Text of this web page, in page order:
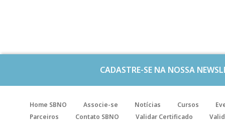
CADASTRE-SE NA NOSSA
Home SBNO Associe-se Notícias Cursos
Parceiros
Contato SBNO Validar Certificado